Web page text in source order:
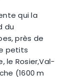
qui la
du
près de
petits
le Rosier,Val-
(1600 m